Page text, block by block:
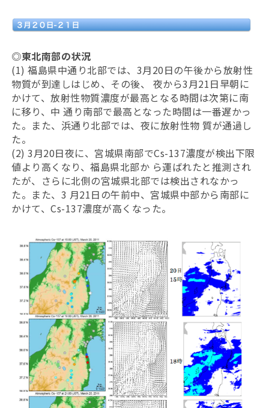
◎東北南部の状況
(1) 福島県中通り北部では、3月20日の午後から放射性
物質が到達しはじめ、その後、 夜から3月21日早朝に
かけて、放射性物質濃度が最高となる時間は次第に南
に移り、中 通り南部で最高となった時間は一番遅かっ
た。また、浜通り北部では、夜に放射性物 質が通過し
た。
(2) 3月20日夜に、宮城県南部でCs-137濃度が検出下限
値より高くなり、福島県北部か ら運ばれたと推測され
たが、さらに北側の宮城県北部では検出されなかっ
た。また、3 月21日の午前中、宮城県中部から南部に
かけて、Cs-137濃度が高くなった。